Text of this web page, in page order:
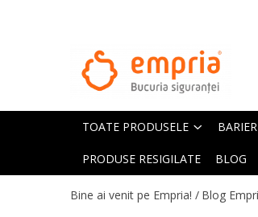
TOATE PRODUSELE
Oferte Protectii Laterale Pat
Bariere protectie pentru pat
Aparatori laterale patut bebe
Banda protectie mobila copii
TOATE PRODUSELE
PRODUSE RESIGILATE BLOG
Bine ai venit pe Empria! / Blog